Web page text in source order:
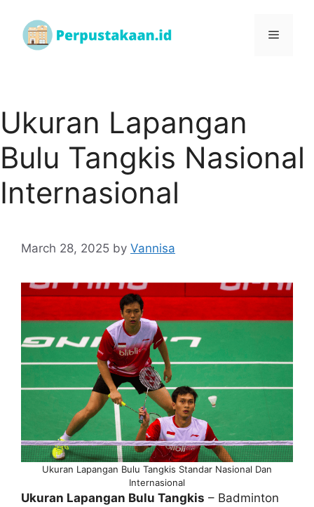
Ukuran Lapangan
Bulu Tangkis Nasional
Internasional
March 28, 2025 by Vannisa
Ukuran Lapangan Bulu Tangkis Standar Nasional Dan
Internasional
Ukuran Lapangan Bulu Tangkis – Badminton